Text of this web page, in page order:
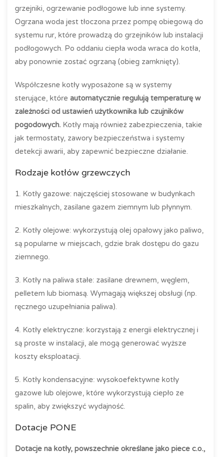
grzejniki, ogrzewanie podłogowe lub inne systemy.
Ogrzana woda jest tłoczona przez pompę obiegową do
systemu rur, które prowadzą do grzejników lub instalacji
podłogowych. Po oddaniu ciepła woda wraca do kotła,
aby ponownie zostać ogrzaną (obieg zamknięty).
Współczesne kotły wyposażone są w systemy
sterujące, które automatycznie regulują temperaturę w
zależności od ustawień użytkownika lub czujników
pogodowych. Kotły mają również zabezpieczenia, takie
jak termostaty, zawory bezpieczeństwa i systemy
detekcji awarii, aby zapewnić bezpieczne działanie.
Rodzaje kotłów grzewczych
1. Kotły gazowe: najczęściej stosowane w budynkach
mieszkalnych, zasilane gazem ziemnym lub płynnym.
2. Kotły olejowe: wykorzystują olej opałowy jako paliwo,
są popularne w miejscach, gdzie brak dostępu do gazu
ziemnego.
3. Kotły na paliwa stałe: zasilane drewnem, węglem,
pelletem lub biomasą. Wymagają większej obsługi (np.
ręcznego uzupełniania paliwa).
4. Kotły elektryczne: korzystają z energii elektrycznej i
są proste w instalacji, ale mogą generować wyższe
koszty eksploatacji.
5. Kotły kondensacyjne: wysokoefektywne kotły
gazowe lub olejowe, które wykorzystują ciepło ze
spalin, aby zwiększyć wydajność.
Dotacje PONE
Dotacje na kotły, powszechnie określane jako piece c.o.,